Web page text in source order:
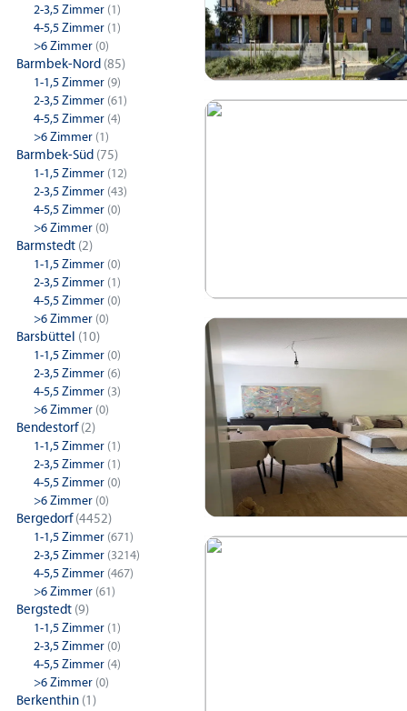
2-3,5 Zimmer (1)
4-5,5 Zimmer (1)
>6 Zimmer (0)
Barmbek-Nord (85)
1-1,5 Zimmer (9)
2-3,5 Zimmer (61)
4-5,5 Zimmer (4)
>6 Zimmer (1)
Barmbek-Süd (75)
1-1,5 Zimmer (12)
2-3,5 Zimmer (43)
4-5,5 Zimmer (0)
>6 Zimmer (0)
Barmstedt (2)
1-1,5 Zimmer (0)
2-3,5 Zimmer (1)
4-5,5 Zimmer (0)
>6 Zimmer (0)
Barsbüttel (10)
1-1,5 Zimmer (0)
2-3,5 Zimmer (6)
4-5,5 Zimmer (3)
>6 Zimmer (0)
Bendestorf(2)
1-1,5 Zimmer (1)
2-3,5 Zimmer (1)
4-5,5 Zimmer (0)
>6 Zimmer (0)
Bergedorf(4452)
1-1,5 Zimmer (671)
2-3,5 Zimmer (3214)
4-5,5 Zimmer (467)
>6 Zimmer (61)
Bergstedt (9)
1-1,5 Zimmer (1)
2-3,5 Zimmer (0)
4-5,5 Zimmer (4)
>6 Zimmer (0)
Berkenthin (1)